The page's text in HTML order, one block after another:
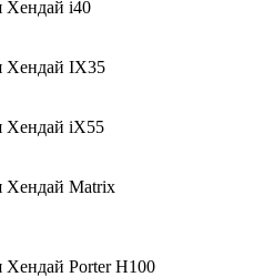
Хендай i40
Хендай IX35
Хендай iX55
Хендай Matrix
Хендай Porter H100